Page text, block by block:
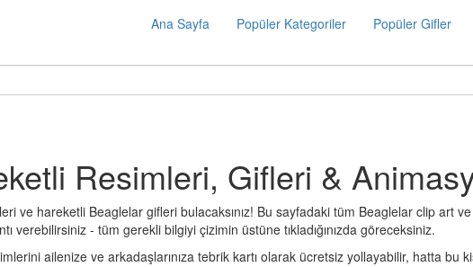
Ana Sayfa Popüler Kategoriler Popüler Gifler
Resimleri, Gifleri &
ve hareketli Beaglelar gifleri bulacaksınız! Bu sayfadaki tüm Beaglelar clip art ve
verebilirsiniz - tüm gerekli bilgiyi çizimin üstüne tıkladığınızda göreceksiniz.
ailenize ve arkadaşlarınıza tebrik kartı olarak ücretsiz yollayabilir, hatta bu